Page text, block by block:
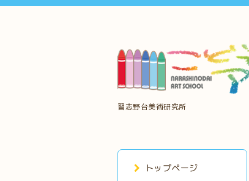
習志野台美術研究所
トップページ